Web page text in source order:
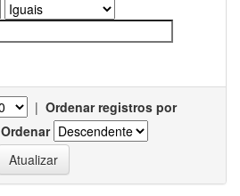
| Ordenar registros por
Ordenar